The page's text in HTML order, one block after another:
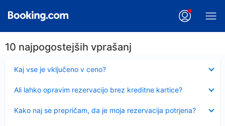
10 najpogostejših vprašanj
Kaj vse je vključeno v ceno?
Ali lahko opravim rezervacijo brez kreditne kartice?
Kako naj se prepričam, da je moja rezervacija potrjena?